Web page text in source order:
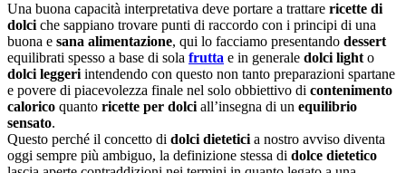
Una buona capacità interpretativa deve portare a trattare ricette di
dolciche sappiano trovare punti di raccordo con i principi di una
buona e sana alimentazione, qui lo facciamo presentando dessert
equilibrati spesso a base di sola frutta e in generale dolci lighto
dolci leggeriintendendo con questo non tanto preparazioni spartane
e povere di piacevolezza finale nel solo obbiettivo di contenimento
calorico quanto ricette per dolciall’insegna di un equilibrio
sensato.
Questo perché il concetto di dolci dieteticia nostro avviso diventa
oggi sempre più ambiguo, la definizione stessa di dolce dietetico